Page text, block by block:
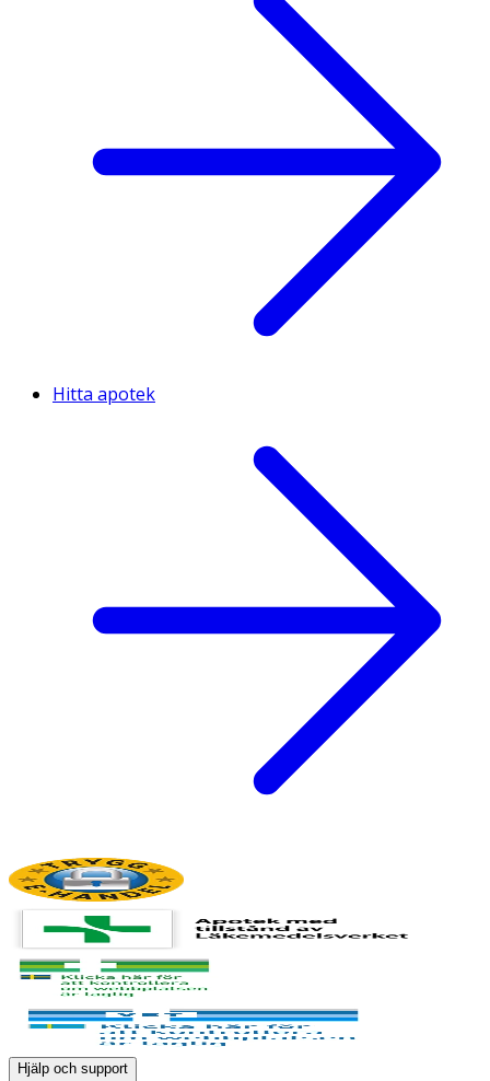
Hitta apotek
Hjälp och support